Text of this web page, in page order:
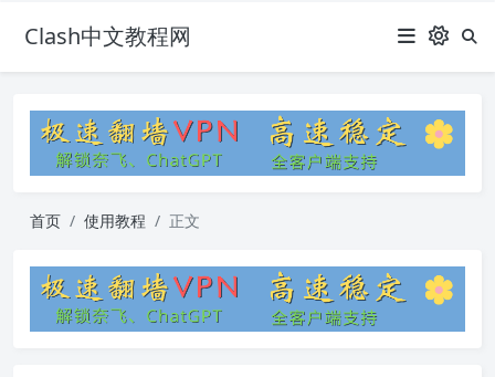
Clash中文教程网
首页 使用教程 正文